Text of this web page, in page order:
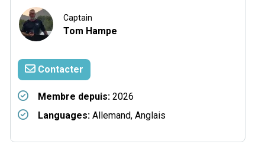
Captain
Tom Hampe
Contacter
Membre depuis: 2026
Languages: Allemand, Anglais